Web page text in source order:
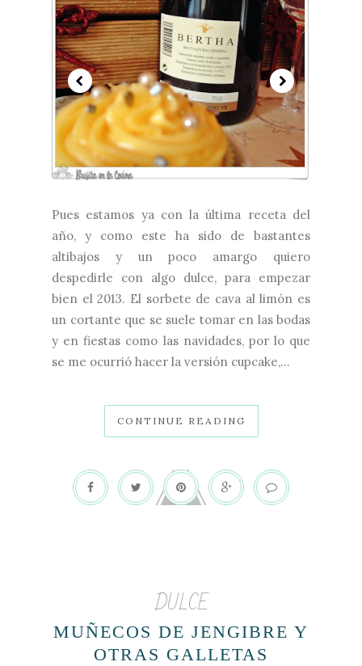
Pues estamos ya con la última receta del
año, y como este ha sido de bastantes
altibajos y un poco amargo quiero
despedirle con algo dulce, para empezar
bien el 2013. El sorbete de cava al limón es
un cortante que se suele tomar en las bodas
y en fiestas como las navidades, por lo que
se me ocurrió hacer la versión cupcake,...
CONTINUE READING
DULCE
MUÑECOS DE JENGIBRE Y
OTRAS GALLETAS